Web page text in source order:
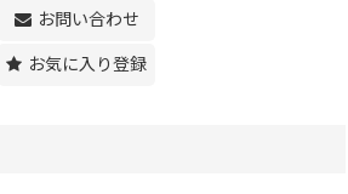
お問い合わせ
お気に入り登録